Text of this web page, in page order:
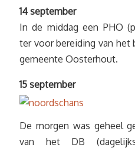
14 september
In de middag een PHO
ter voor bereiding van het
gemeente Oosterhout.
15 september
De morgen was geheel
van het DB